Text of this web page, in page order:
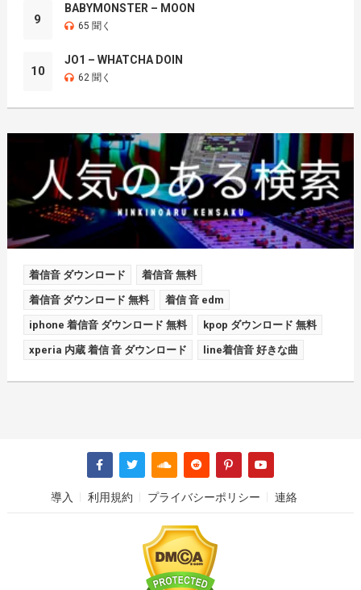
9
BABYMONSTER – MOON
65 聞く
10
JO1 – WHATCHA DOIN
62 聞く
着信音 ダウンロード 着信音 無料
着信音 ダウンロード 無料 着信 音 edm
iphone 着信音 ダウンロード 無料 kpop ダウンロード 無料
xperia 内蔵 着信 音 ダウンロード line着信音 好きな曲
導入 利用規約 プライバシーポリシー 連絡